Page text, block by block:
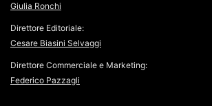
Giulia Ronchi
Direttore Editoriale:
Cesare Biasini Selvaggi
Direttore Commerciale e Marketing:
Federico Pazzagli